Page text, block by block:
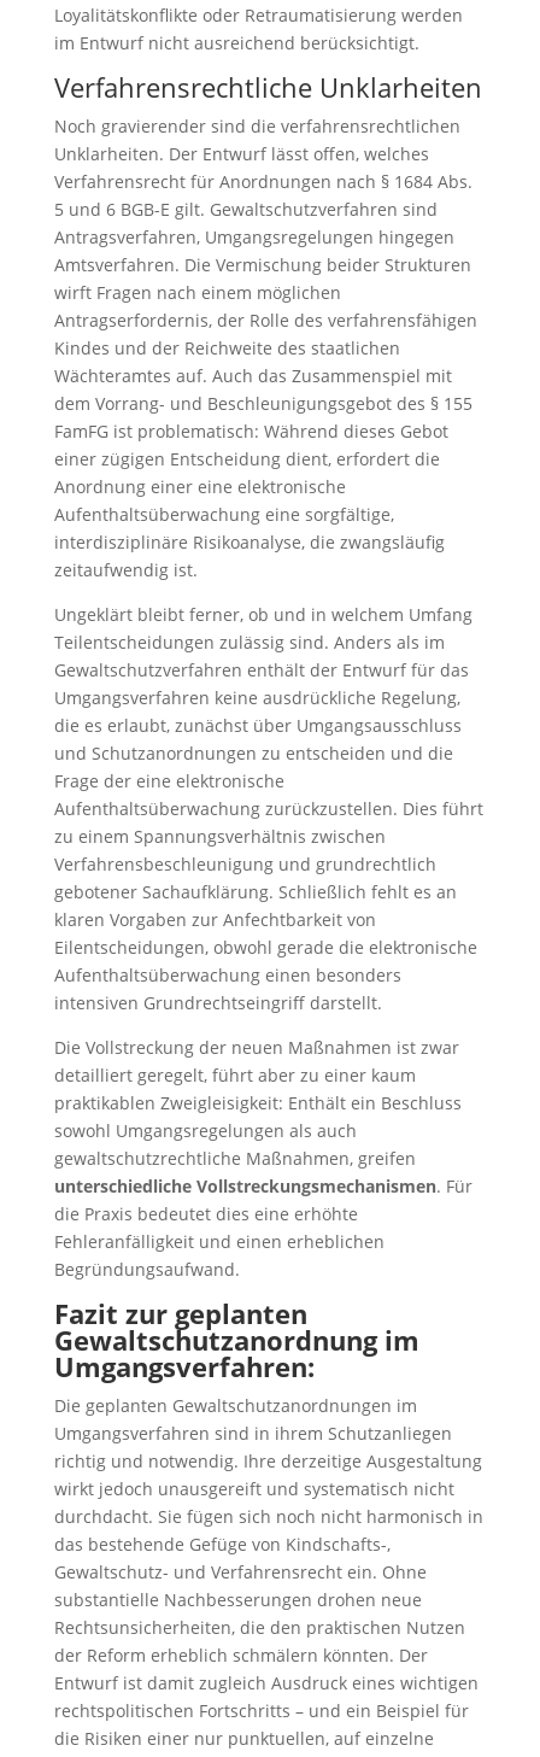
Loyalitätskonflikte oder Retraumatisierung werden
im Entwurf nicht ausreichend berücksichtigt.
Verfahrensrechtliche Unklarheiten
Noch gravierender sind die verfahrensrechtlichen
Unklarheiten. Der Entwurf lässt offen, welches
Verfahrensrecht für Anordnungen nach § 1684 Abs.
5 und 6 BGB-E gilt. Gewaltschutzverfahren sind
Antragsverfahren, Umgangsregelungen hingegen
Amtsverfahren. Die Vermischung beider Strukturen
wirft Fragen nach einem möglichen
Antragserfordernis, der Rolle des verfahrensfähigen
Kindes und der Reichweite des staatlichen
Wächteramtes auf. Auch das Zusammenspiel mit
dem Vorrang- und Beschleunigungsgebot des § 155
FamFG ist problematisch: Während dieses Gebot
einer zügigen Entscheidung dient, erfordert die
Anordnung einer eine elektronische
Aufenthaltsüberwachung eine sorgfältige,
interdisziplinäre Risikoanalyse, die zwangsläufig
zeitaufwendig ist.
Ungeklärt bleibt ferner, ob und in welchem Umfang
Teilentscheidungen zulässig sind. Anders als im
Gewaltschutzverfahren enthält der Entwurf für das
Umgangsverfahren keine ausdrückliche Regelung,
die es erlaubt, zunächst über Umgangsausschluss
und Schutzanordnungen zu entscheiden und die
Frage der eine elektronische
Aufenthaltsüberwachung zurückzustellen. Dies führt
zu einem Spannungsverhältnis zwischen
Verfahrensbeschleunigung und grundrechtlich
gebotener Sachaufklärung. Schließlich fehlt es an
klaren Vorgaben zur Anfechtbarkeit von
Eilentscheidungen, obwohl gerade die elektronische
Aufenthaltsüberwachung einen besonders
intensiven Grundrechtseingriff darstellt.
Die Vollstreckung der neuen Maßnahmen ist zwar
detailliert geregelt, führt aber zu einer kaum
praktikablen Zweigleisigkeit: Enthält ein Beschluss
sowohl Umgangsregelungen als auch
gewaltschutzrechtliche Maßnahmen, greifen
unterschiedliche Vollstreckungsmechanismen. Für
die Praxis bedeutet dies eine erhöhte
Fehleranfälligkeit und einen erheblichen
Begründungsaufwand.
Fazit zur geplanten
Gewaltschutzanordnung im
Umgangsverfahren:
Die geplanten Gewaltschutzanordnungen im
Umgangsverfahren sind in ihrem Schutzanliegen
richtig und notwendig. Ihre derzeitige Ausgestaltung
wirkt jedoch unausgereift und systematisch nicht
durchdacht. Sie fügen sich noch nicht harmonisch in
das bestehende Gefüge von Kindschafts-,
Gewaltschutz- und Verfahrensrecht ein. Ohne
substantielle Nachbesserungen drohen neue
Rechtsunsicherheiten, die den praktischen Nutzen
der Reform erheblich schmälern könnten. Der
Entwurf ist damit zugleich Ausdruck eines wichtigen
rechtspolitischen Fortschritts – und ein Beispiel für
die Risiken einer nur punktuellen, auf einzelne